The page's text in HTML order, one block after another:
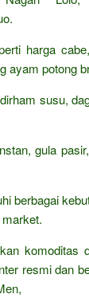
harga
ayam potong
susu,
gula
berbagai
komoditas
resmi dan